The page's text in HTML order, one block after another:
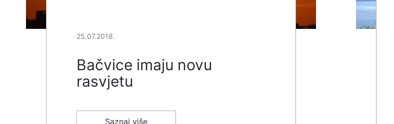
25.07.2018.
Bačvice imaju novu
rasvjetu
Saznaj više